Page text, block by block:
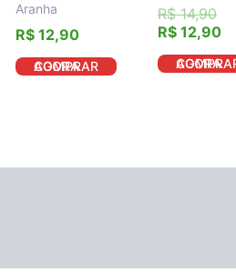
Aranha
R$12,90
COMPRAR AGORA
R$14,90
R$12,90
COMPRAR AGORA